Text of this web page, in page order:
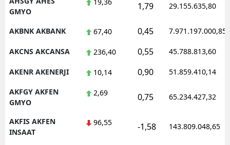
Kütahya
Kahramanmaraş
GMYO
1,79 29.155.635,80
AKBNK AKBANK 67,40 0,45 7.971.197.000,85
AKCNS AKCANSA 236,40 0,55 45.788.813,60
AKENR AKENERJI 10,14 0,90 51.859.410,14
AKFGY AKFEN
GMYO
2,69 0,75 65.234.427,32
AKFIS AKFEN
INSAAT
96,55 -1,58 143.809.048,65